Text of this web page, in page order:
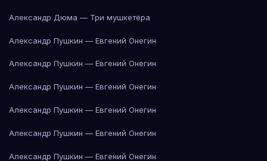
Александр Дюма — Три мушкетёра
Александр Пушкин — Евгений Онегин
Александр Пушкин — Евгений Онегин
Александр Пушкин — Евгений Онегин
Александр Пушкин — Евгений Онегин
Александр Пушкин — Евгений Онегин
Александр Пушкин — Евгений Онегин